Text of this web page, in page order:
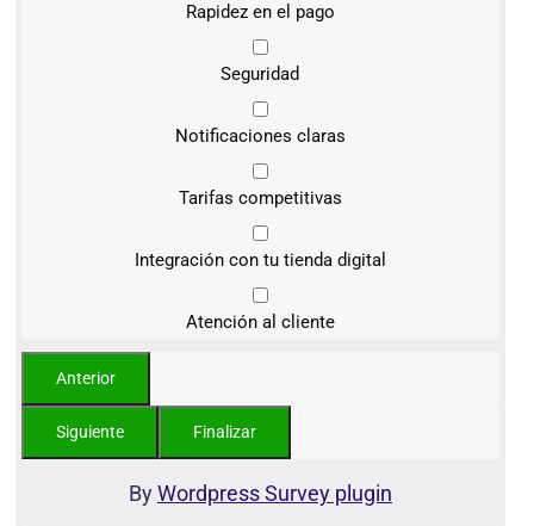
Rapidez en el pago
Seguridad
Notificaciones claras
Tarifas competitivas
Integración con tu tienda digital
Atención al cliente
ByWordpress Survey plugin